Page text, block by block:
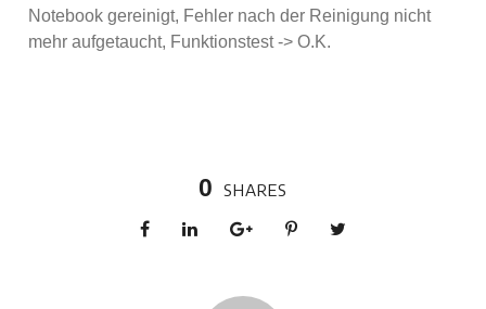
Notebook gereinigt, Fehler nach der Reinigung nicht
mehr aufgetaucht, Funktionstest -> O.K.
0 SHARES